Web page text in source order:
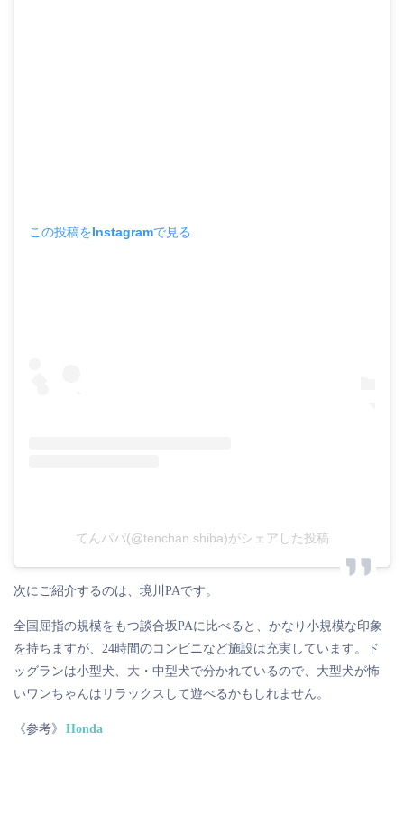
この投稿をInstagramで見る
てんパパ(@tenchan.shiba)がシェアした投稿
次にご紹介するのは、境川PAです。
全国屈指の規模をもつ談合坂PAに比べると、かなり小規模な印象
を持ちますが、24時間のコンビニなど施設は充実しています。ド
ッグランは小型犬、大・中型犬で分かれているので、大型犬が怖
いワンちゃんはリラックスして遊べるかもしれません。
《参考》 Honda